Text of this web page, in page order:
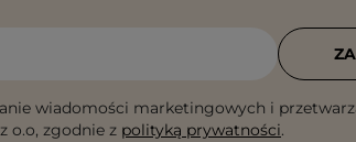
wiadomości marketingowych i
o.o, zgodnie z polityką prywatności.